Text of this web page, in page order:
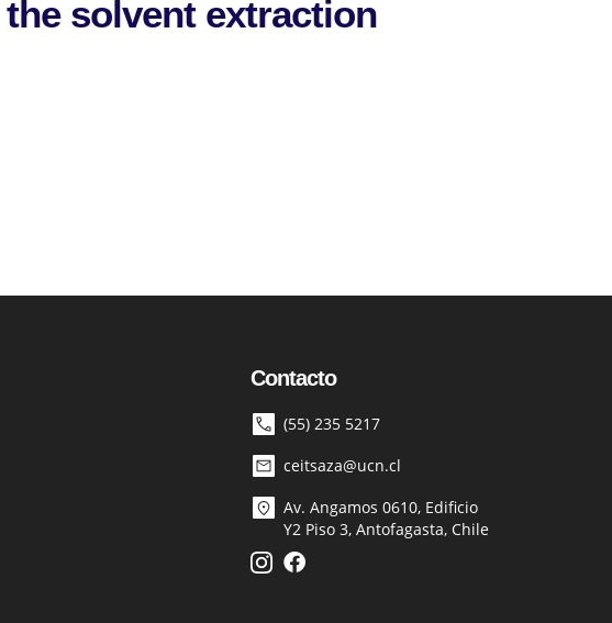
solvent extraction
Contacto
(55) 235 5217
ceitsaza@ucn.cl
Av. Angamos 0610, Edificio
Y2 Piso 3, Antofagasta, Chile